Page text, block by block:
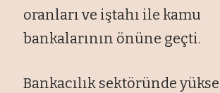
oranları ve iştahı ile kamu
bankalarının önüne geçti.
Bankacılık sektöründe